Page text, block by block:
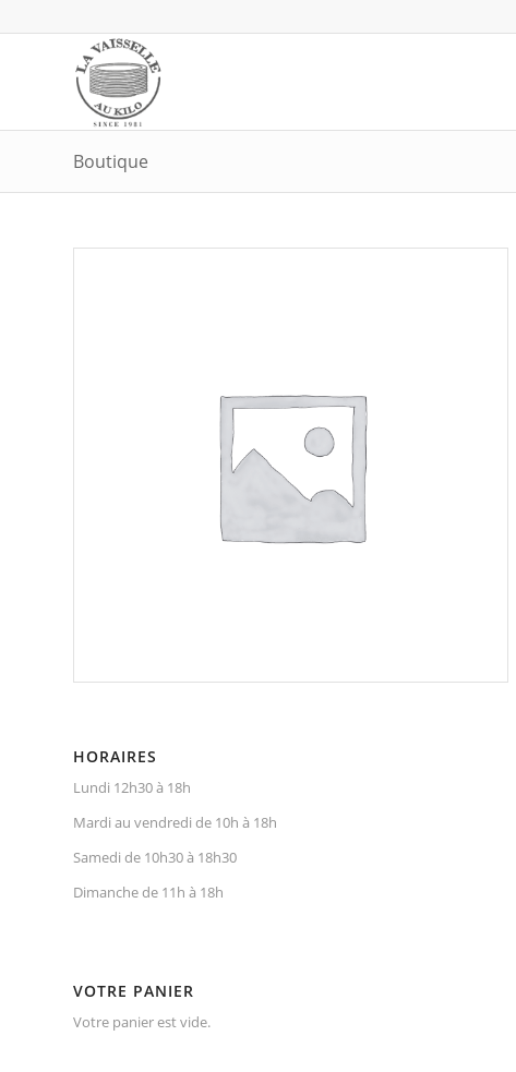
Boutique
HORAIRES
Lundi 12h30 à 18h
Mardi au vendredi de 10h à 18h
Samedi de 10h30 à 18h30
Dimanche de 11h à 18h
VOTRE PANIER
Votre panier est vide.